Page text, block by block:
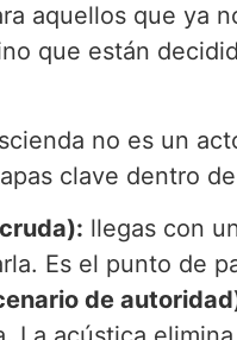
aquellos que ya
que están
no es un
clave dentro
llegas con
Es el punto de
de